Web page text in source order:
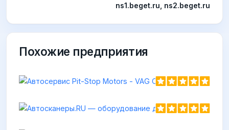
ns1.beget.ru, ns2.beget.ru
Похожие предприятия
https://